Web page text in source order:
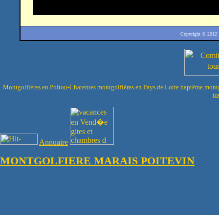
Copyright © 2012
Montgolfières en Poitou-Charentes montgolfières en Pays de Loire baptême
Annuaire
MONTGOLFIERE MARAIS POITEVIN